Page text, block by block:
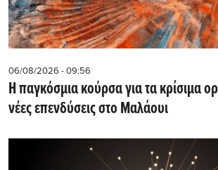
06/08/2026 - 09:56
Η παγκόσμια κούρσα για τα κρίσιμα
νέες επενδύσεις στο Μαλάουι